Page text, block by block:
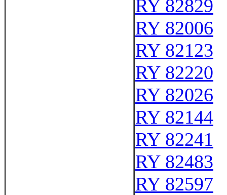
RY 82829
RY 82006
RY 82123
RY 82220
RY 82026
RY 82144
RY 82241
RY 82483
RY 82597